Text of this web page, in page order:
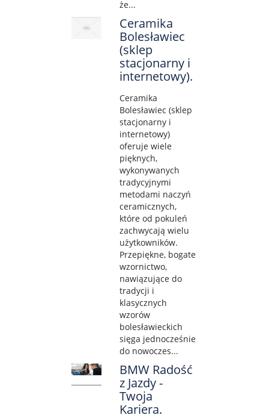
że...
Ceramika
Bolesławiec
(sklep
stacjonarny i
internetowy).
Ceramika
Bolesławiec (sklep
stacjonarny i
internetowy)
oferuje wiele
pięknych,
wykonywanych
tradycyjnymi
metodami naczyń
ceramicznych,
które od pokuleń
zachwycają wielu
użytkowników.
Przepiękne, bogate
wzornictwo,
nawiązujące do
tradycji i
klasycznych
wzorów
bolesławieckich
sięga jednocześnie
do nowoczes...
BMW Radość
z Jazdy -
Twoja
Kariera.